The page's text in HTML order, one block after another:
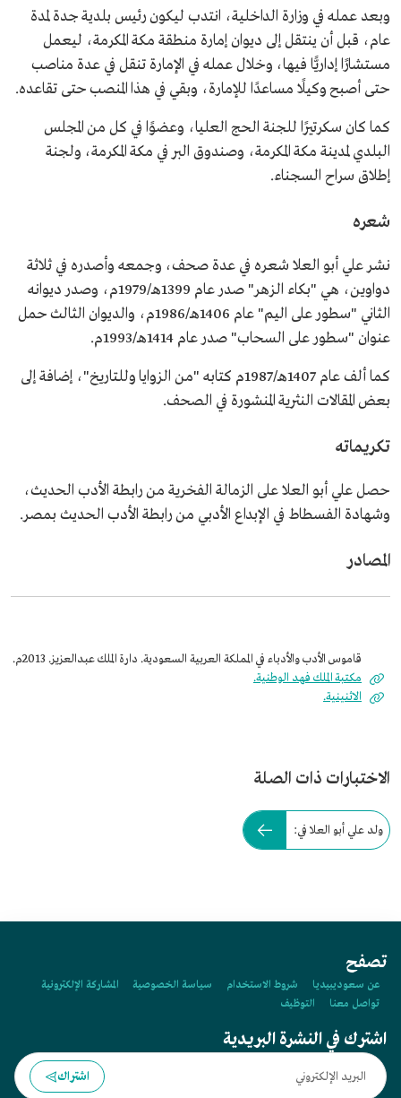
وبعد عمله في وزارة الداخلية، انتدب ليكون رئيس بلدية جدة لمدة
عام، قبل أن ينتقل إلى ديوان إمارة منطقة مكة المكرمة، ليعمل
مستشارًا إداريًّا فيها، وخلال عمله في الإمارة تنقل في عدة مناصب
حتى أصبح وكيلًا مساعدًا للإمارة، وبقي في هذا المنصب حتى تقاعده.
كما كان سكرتيرًا للجنة الحج العليا، وعضوًا في كل من المجلس
البلدي لمدينة مكة المكرمة، وصندوق البر في مكة المكرمة، ولجنة
إطلاق سراح السجناء.
شعره
نشر علي أبو العلا شعره في عدة صحف، وجمعه وأصدره في ثلاثة
دواوين، هي "بكاء الزهر" صدر عام 1399هـ/1979م، وصدر ديوانه
الثاني "سطور على اليم" عام 1406هـ/1986م، والديوان الثالث حمل
عنوان "سطور على السحاب" صدر عام 1414هـ/1993م.
كما ألف عام 1407هـ/1987م كتابه "من الزوايا وللتاريخ"، إضافة إلى
بعض المقالات النثرية المنشورة في الصحف.
تكريماته
حصل علي أبو العلا على الزمالة الفخرية من رابطة الأدب الحديث،
وشهادة الفسطاط في الإبداع الأدبي من رابطة الأدب الحديث بمصر.
المصادر
قاموس الأدب والأدباء في المملكة العربية السعودية. دارة الملك عبدالعزيز. 2013م.
مكتبة الملك فهد الوطنية.
الاثنينية.
الاختبارات ذات الصلة
ولد علي أبو العلا في:
تصفح
عن سعوديبيديا شروط الاستخدام سياسة الخصوصية
المشاركة الإلكترونية
تواصل معنا
التوظيف
اشترك في النشرة البريدية
اشتراك